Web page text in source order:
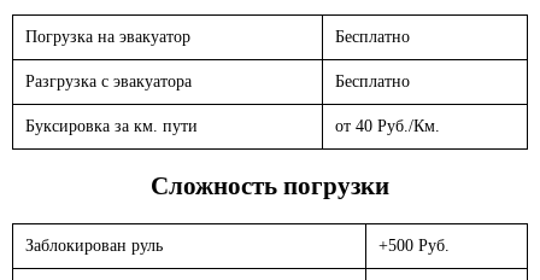
Погрузка на эвакуатор Бесплатно
Разгрузка с эвакуатора Бесплатно
Буксировка за км. пути от 40 Руб./Км.
Сложность погрузки
Заблокирован руль +500 Руб.